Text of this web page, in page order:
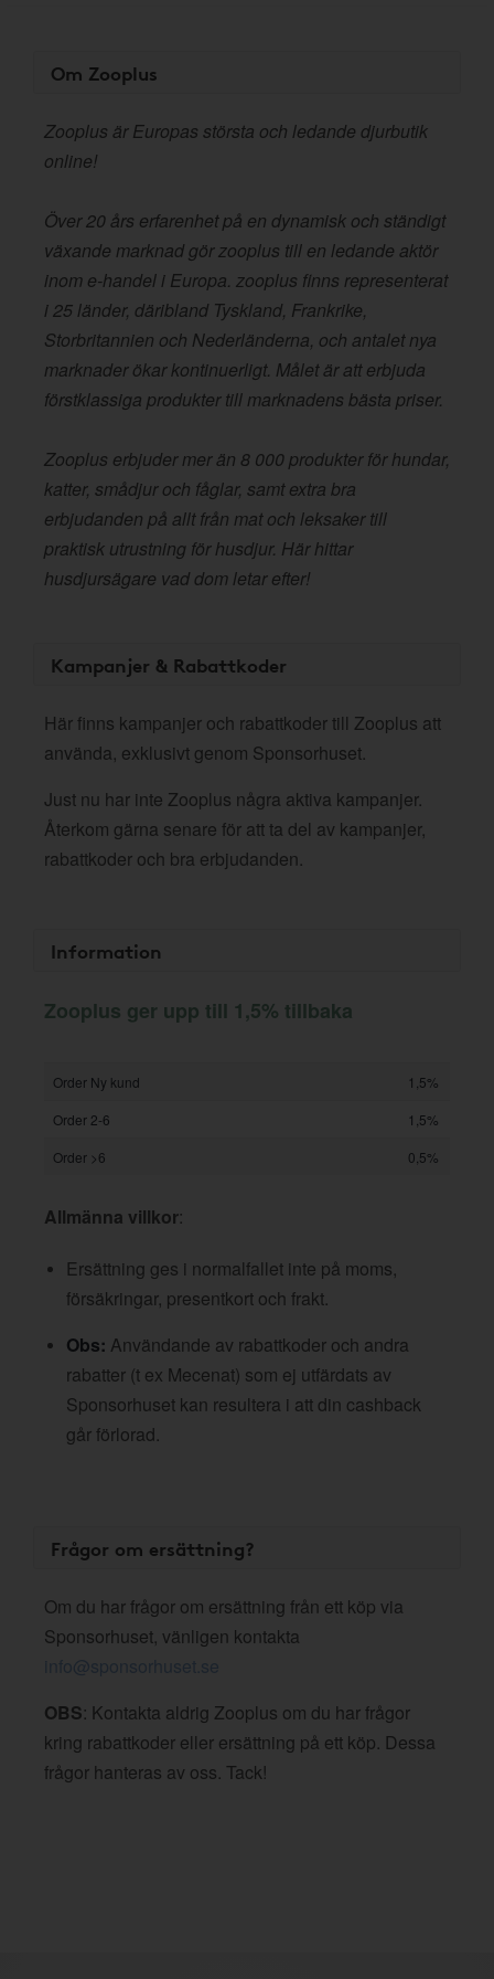
Om Zooplus
Zooplus är Europas största och ledande djurbutik
online!
Över 20 års erfarenhet på en dynamisk och ständigt
växande marknad gör zooplus till en ledande aktör
inom e-handel i Europa. zooplus finns representerat
i 25 länder, däribland Tyskland, Frankrike,
Storbritannien och Nederländerna, och antalet nya
marknader ökar kontinuerligt. Målet är att erbjuda
förstklassiga produkter till marknadens bästa priser.
Zooplus erbjuder mer än 8 000 produkter för hundar,
katter, smådjur och fåglar, samt extra bra
erbjudanden på allt från mat och leksaker till
praktisk utrustning för husdjur. Här hittar
husdjursägare vad dom letar efter!
Kampanjer & Rabattkoder
Här finns kampanjer och rabattkoder till Zooplus att
använda, exklusivt genom Sponsorhuset.
Just nu har inte Zooplus några aktiva kampanjer.
Återkom gärna senare för att ta del av kampanjer,
rabattkoder och bra erbjudanden.
Information
Zooplus ger upp till 1,5% tillbaka
Order Ny kund
1,5%
Order 2-6
1,5%
Order >6
0,5%
Allmänna villkor:
Ersättning ges i normalfallet inte på moms,
försäkringar, presentkort och frakt.
Obs: Användande av rabattkoder och andra
rabatter (t ex Mecenat) som ej utfärdats av
Sponsorhuset kan resultera i att din cashback
går förlorad.
Frågor om ersättning?
Om du har frågor om ersättning från ett köp via
Sponsorhuset, vänligen kontakta
info@sponsorhuset.se
OBS: Kontakta aldrig Zooplus om du har frågor
kring rabattkoder eller ersättning på ett köp. Dessa
frågor hanteras av oss. Tack!